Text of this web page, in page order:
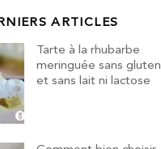
ARTICLES
Tarte à la rhubarbe
meringuée sans gluten
et sans lait ni lactose